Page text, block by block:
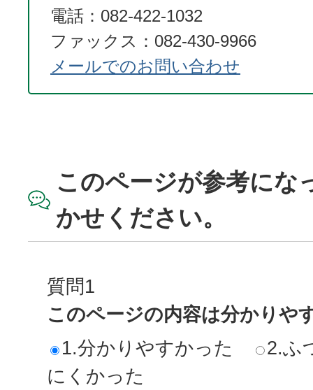
電話：082-422-1032
ファックス：082-430-9966
メールでのお問い合わせ
このページが参考にな
かせください。
質問1
このページの内容は分かりや
1.分かりやすかった
2.ふ
にくかった